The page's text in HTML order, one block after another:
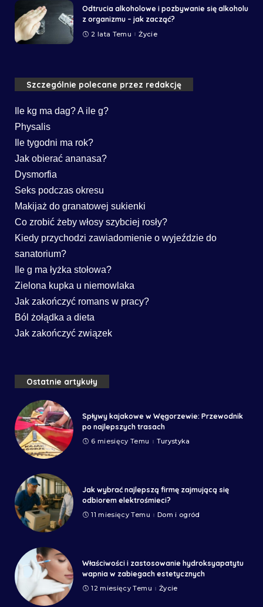
Odtrucia alkoholowe i pozbywanie się alkoholu
z organizmu – jak zacząć?
2 lata Temu Życie
Szczególnie polecane przez redakcję
Ile kg ma dag? A ile g?
Physalis
Ile tygodni ma rok?
Jak obierać ananasa?
Dysmorfia
Seks podczas okresu
Makijaż do granatowej sukienki
Co zrobić żeby włosy szybciej rosły?
Kiedy przychodzi zawiadomienie o wyjeździe do
sanatorium?
Ile g ma łyżka stołowa?
Zielona kupka u niemowlaka
Jak zakończyć romans w pracy?
Ból żołądka a dieta
Jak zakończyć związek
Ostatnie artykuły
Spływy kajakowe w Węgorzewie: Przewodnik
po najlepszych trasach
6 miesięcy Temu Turystyka
Jak wybrać najlepszą firmę zajmującą się
odbiorem elektrośmieci?
11 miesięcy Temu Dom i ogród
Właściwości i zastosowanie hydroksyapatytu
wapnia w zabiegach estetycznych
12 miesięcy Temu Życie